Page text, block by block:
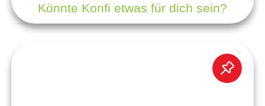
Könnte Konfi etwas für dich sein?